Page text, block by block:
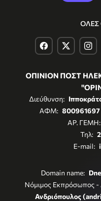
ΟΛΕΣ
ΟΠΙΝΙΟΝ ΠΟΣΤ
Διεύθυνση:
ΑΦΜ: 800961697
ΑΡ. ΓΕΜΗ:
Τηλ:
E-mail:
Domain name:
Νόμιμος Εκπρόσωπος -
Ανδριόπουλος